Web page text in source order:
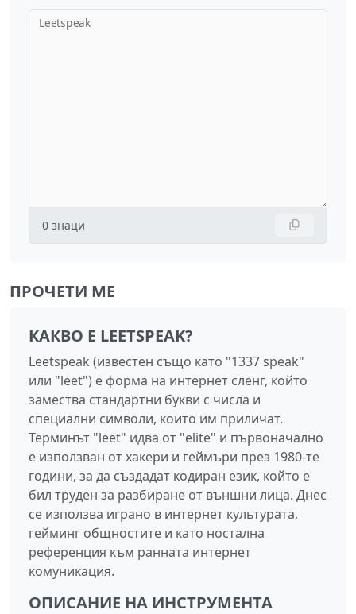
Leetspeak
0 знаци
ПРОЧЕТИ МЕ
КАКВО Е LEETSPEAK?
Leetspeak (известен също като "1337 speak"
или "leet") е форма на интернет сленг, който
замества стандартни букви с числа и
специални символи, които им приличат.
Терминът "leet" идва от "elite" и първоначално
е използван от хакери и геймъри през 1980-те
години, за да създадат кодиран език, който е
бил труден за разбиране от външни лица. Днес
се използва играно в интернет культурата,
гейминг общностите и като ностална
референция към ранната интернет
комуникация.
ОПИСАНИЕ НА ИНСТРУМЕНТА